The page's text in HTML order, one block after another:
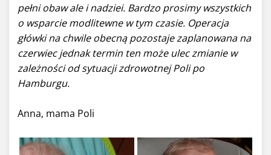
pełni obaw ale i nadziei. Bardzo prosimy wszystkich
o wsparcie modlitewne w tym czasie. Operacja
główki na chwile obecną pozostaje zaplanowana na
czerwiec jednak termin ten może ulec zmianie w
zależności od sytuacji zdrowotnej Poli po
Hamburgu.
Anna, mama Poli